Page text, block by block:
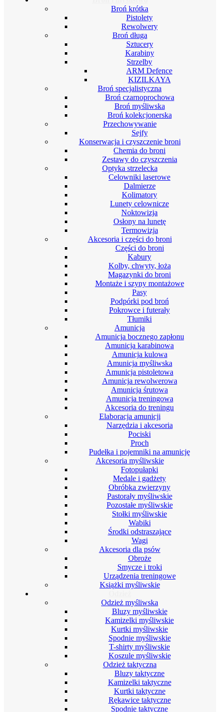
Broń krótka
Pistolety
Rewolwery
Broń długa
Sztucery
Karabiny
Strzelby
ARM Defence
KIZILKAYA
Broń specjalistyczna
Broń czarnoprochowa
Broń myśliwska
Broń kolekcjonerska
Przechowywanie
Sejfy
Konserwacja i czyszczenie broni
Chemia do broni
Zestawy do czyszczenia
Optyka strzelecka
Celowniki laserowe
Dalmierze
Kolimatory
Lunety celownicze
Noktowizja
Osłony na lunetę
Termowizja
Akcesoria i części do broni
Części do broni
Kabury
Kolby, chwyty, łoża
Magazynki do broni
Montaże i szyny montażowe
Pasy
Podpórki pod broń
Pokrowce i futerały
Tłumiki
Amunicja
Amunicja bocznego zapłonu
Amunicja karabinowa
Amunicja kulowa
Amunicja myśliwska
Amunicja pistoletowa
Amunicja rewolwerowa
Amunicja śrutowa
Amunicja treningowa
Akcesoria do treningu
Elaboracja amunicji
Narzędzia i akcesoria
Pociski
Proch
Pudełka i pojemniki na amunicję
Akcesoria myśliwskie
Fotopułapki
Medale i gadżety
Obróbka zwierzyny
Pastorały myśliwskie
Pozostałe myśliwskie
Stołki myśliwskie
Wabiki
Środki odstraszające
Wagi
Akcesoria dla psów
Obroże
Smycze i troki
Urządzenia treningowe
Książki myśliwskie
Odzież myśliwska
Bluzy myśliwskie
Kamizelki myśliwskie
Kurtki myśliwskie
Spodnie myśliwskie
T-shirty myśliwskie
Koszule myśliwskie
Odzież taktyczna
Bluzy taktyczne
Kamizelki taktyczne
Kurtki taktyczne
Rękawice taktyczne
Spodnie taktyczne